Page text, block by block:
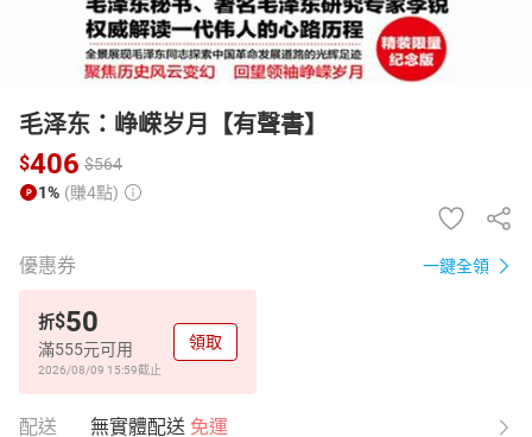
毛泽东：峥嵘岁月【有聲書】
$406 $564
1% (賺4點)
優惠券 一鍵全領
折$50
滿555元可用
2026/08/09 15:59截止
領取
配送 無實體配送 免運